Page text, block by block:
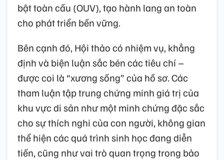
bật toàn cầu (OUV), tạo hành lang an toàn
cho phát triển bền vững.
Bên cạnh đó, Hội thảo có nhiệm vụ, khẳng
định và biện luận sắc bén các tiêu chí –
được coi là “xương sống” của hồ sơ. Các
tham luận tập trung chứng minh giá trị của
khu vực di sản như một minh chứng đặc sắc
cho sự thích nghi của con người, không gian
thể hiện các quá trình sinh học đang diễn
tiến, cũng như vai trò quan trọng trong bảo